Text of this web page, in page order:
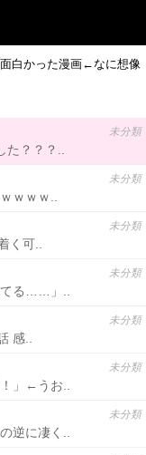
白かった漫画←なに想像
未分類
？？？..
未分類
ｗｗｗ..
未分類
く可..
未分類
てる……」..
未分類
感..
未分類
」←うお..
未分類
逆に凄く..